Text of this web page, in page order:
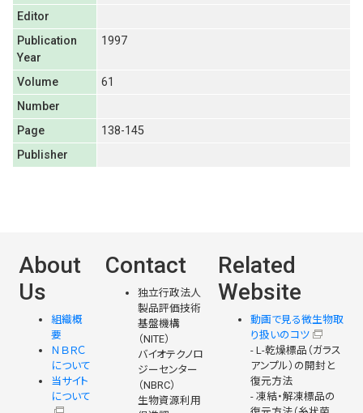
Editor
Publication
Year
1997
Volume
61
Number
Page
138-145
Publisher
About
Us
組織概
要
ＮＢＲＣ
について
当サイト
について
Contact
独立行政法人
製品評価技術
基盤機構
（NITE）
バイオテクノロ
ジーセンター
（NBRC）
生物資源利用
Related
Website
動画で見る微生物取
り扱いのコツ
- L-乾燥標品（ガラス
アンプル）の開封と
復元方法
- 凍結・解凍標品の